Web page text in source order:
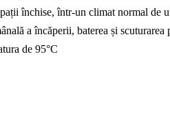
închise, într-un climat normal de
a încăperii, baterea și
de 95°C